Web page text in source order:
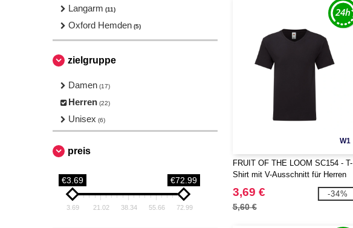
Langarm (11)
Oxford Hemden (5)
zielgruppe
Damen (17)
Herren (22)
Unisex (6)
preis
€3.69 €72.99
3.69 21.02 38.34 55.66 72.99
W1
FRUIT OF THE LOOM SC154 - T-
Shirt mit V-Ausschnitt für Herren
3,69 €
5,60 €
-34%